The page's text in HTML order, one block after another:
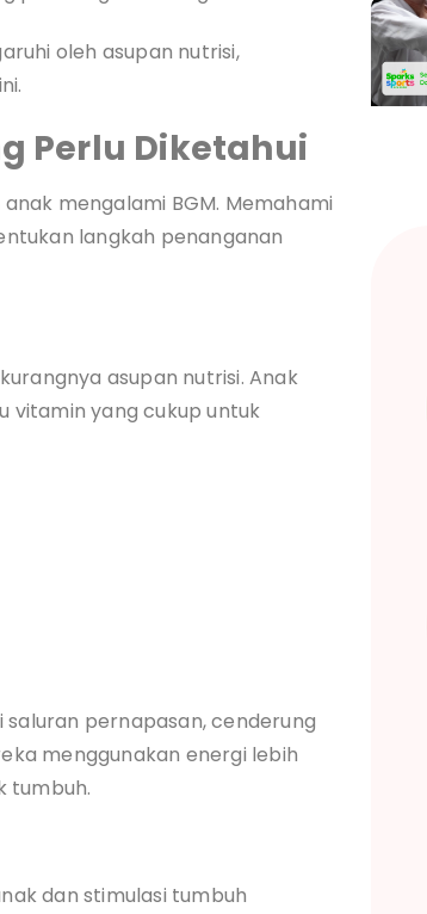
oleh asupan nutrisi,
Perlu Diketahui
mengalami BGM. Memahami
langkah penanganan
asupan nutrisi. Anak
vitamin yang cukup untuk
pernapasan, cenderung
menggunakan energi lebih
tumbuh.
dan stimulasi tumbuh